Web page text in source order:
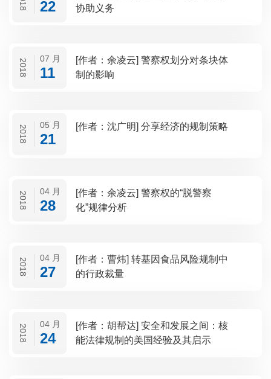
22
协助义务
2018 07 月
11
[作者：余凌云] 警察权划分对条块体
制的影响
2018 05 月
21
[作者：沈广明] 分享经济的规制策略
2018 04 月
28
[作者：余凌云] 警察权的“脱警察
化”规律分析
2018 04 月
27
[作者：曹炜] 转基因食品风险规制中
的行政裁量
2018 04 月
24
[作者：胡帮达] 安全和发展之间：核
能法律规制的美国经验及其启示